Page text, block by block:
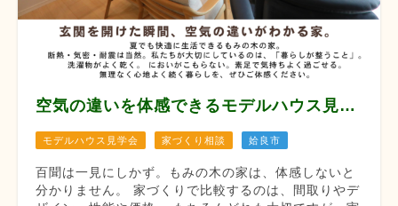
空気の違いを体感できるモデルハウス見学会 【8月12/13/14/22/23/29/30】
モデルハウス見学会 家づくり相談 姶良市
百聞は一見にしかず。もみの木の家は、体感しないと
分かりません。 家づくりで比較するのは、間取りやデ